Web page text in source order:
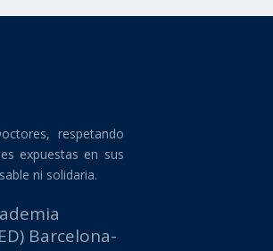
respetando
expuestas en sus
ni solidaria.
Barcelona-